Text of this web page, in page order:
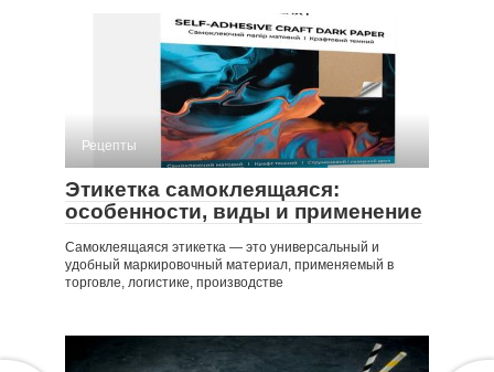
Рецепты
Этикетка самоклеящаяся:
особенности, виды и применение
Самоклеящаяся этикетка — это универсальный и
удобный маркировочный материал, применяемый в
торговле, логистике, производстве